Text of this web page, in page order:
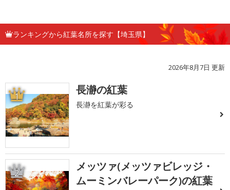
ランキングから紅葉名所を探す【埼玉県】
2026年8月7日 更新
1 長瀞の紅葉
長瀞を紅葉が彩る
2
メッツァ(メッツァビレッジ・
ムーミンバレーパーク)の紅葉